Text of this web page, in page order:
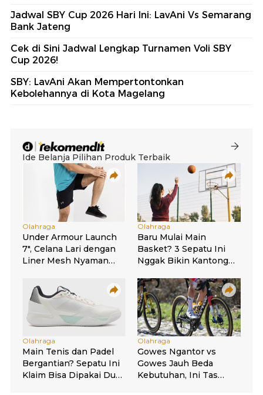
Jadwal SBY Cup 2026 Hari Ini: LavAni Vs Semarang
Bank Jateng
Cek di Sini Jadwal Lengkap Turnamen Voli SBY
Cup 2026!
SBY: LavAni Akan Mempertontonkan
Kebolehannya di Kota Magelang